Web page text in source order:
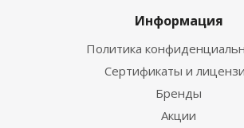
Информация
Политика
Сертификаты и
Бренды
Акции